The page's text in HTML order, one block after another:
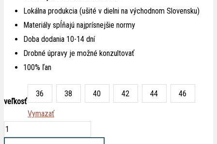
Lokálna produkcia (ušité v dielni na východnom Slovensku)
Materiály spĺňajú najprísnejšie normy
Doba dodania 10-14 dní
Drobné úpravy je možné konzultovať
100% ľan
veľkosť
36 38 40 42 44 46
Vymazať